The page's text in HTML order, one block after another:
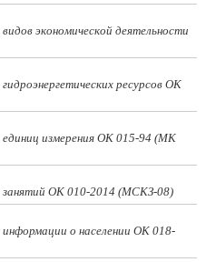
экономической деятельности
ресурсов ОК
измерения ОК 015-94 (МК
занятий ОК 010-2014 (МСКЗ-08)
о населении ОК 018-